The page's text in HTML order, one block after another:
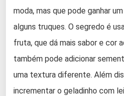
moda, mas que pode ganhar
alguns truques. O segredo é
fruta, que dá mais sabor e cor
também pode adicionar
uma textura diferente. Além
incrementar o geladinho com